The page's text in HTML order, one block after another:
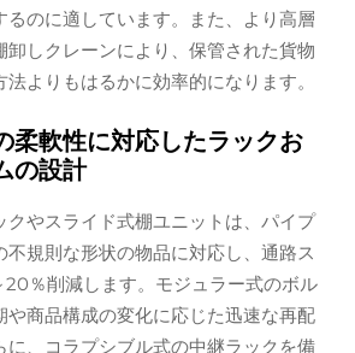
るのに適しています。また、より高層
卸しクレーンにより、保管された貨物
よりもはるかに効率的になります。
柔軟性に対応したラックお
の設計
クやスライド式棚ユニットは、パイプ
不規則な形状の物品に対応し、通路ス
20％削減します。モジュラー式のボル
や商品構成の変化に応じた迅速な再配
に、コラプシブル式の中継ラックを備